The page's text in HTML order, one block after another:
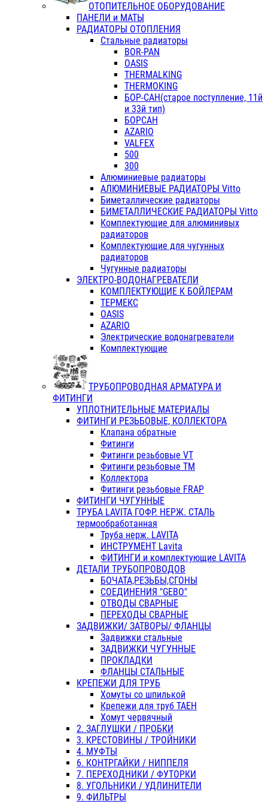
ОТОПИТЕЛЬНОЕ ОБОРУДОВАНИЕ
ПАНЕЛИ и МАТЫ
РАДИАТОРЫ ОТОПЛЕНИЯ
Стальные радиаторы
BOR-PAN
OASIS
THERMALKING
THERMOKING
БОР-САН(старое поступление, 11й
и 33й тип)
БОРСАН
AZARIO
VALFEX
500
300
Алюминиевые радиаторы
АЛЮМИНИЕВЫЕ РАДИАТОРЫ Vitto
Биметаллические радиаторы
БИМЕТАЛЛИЧЕСКИЕ РАДИАТОРЫ Vitto
Комплектующие для алюминивых
радиаторов
Комплектующие для чугунных
радиаторов
Чугунные радиаторы
ЭЛЕКТРО-ВОДОНАГРЕВАТЕЛИ
КОМПЛЕКТУЮЩИЕ К БОЙЛЕРАМ
ТЕРМЕКС
OASIS
AZARIO
Электрические водонагреватели
Комплектующие
ТРУБОПРОВОДНАЯ АРМАТУРА И
ФИТИНГИ
УПЛОТНИТЕЛЬНЫЕ МАТЕРИАЛЫ
ФИТИНГИ РЕЗЬБОВЫЕ, КОЛЛЕКТОРА
Клапана обратные
Фитинги
Фитинги резьбовые VT
Фитинги резьбовые ТМ
Коллектора
Фитинги резьбовые FRAP
ФИТИНГИ ЧУГУННЫЕ
ТРУБА LAVITA ГОФР. НЕРЖ. СТАЛЬ
термообработанная
Труба нерж. LAVITA
ИНСТРУМЕНТ Lavita
ФИТИНГИ и комплектующие LAVITA
ДЕТАЛИ ТРУБОПРОВОДОВ
БОЧАТА,РЕЗЬБЫ,СГОНЫ
СОЕДИНЕНИЯ "GEBO"
ОТВОДЫ СВАРНЫЕ
ПЕРЕХОДЫ СВАРНЫЕ
ЗАДВИЖКИ/ ЗАТВОРЫ/ ФЛАНЦЫ
Задвижки стальные
ЗАДВИЖКИ ЧУГУННЫЕ
ПРОКЛАДКИ
ФЛАНЦЫ СТАЛЬНЫЕ
КРЕПЕЖИ ДЛЯ ТРУБ
Хомуты со шпилькой
Крепежи для труб ТАЕН
Хомут червячный
2. ЗАГЛУШКИ / ПРОБКИ
3. КРЕСТОВИНЫ / ТРОЙНИКИ
4. МУФТЫ
6. КОНТРГАЙКИ / НИППЕЛЯ
7. ПЕРЕХОДНИКИ / ФУТОРКИ
8. УГОЛЬНИКИ / УДЛИНИТЕЛИ
9. ФИЛЬТРЫ